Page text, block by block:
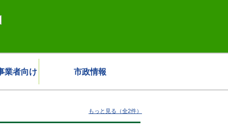
業者向け 市政情報
もっと見る（全2件）